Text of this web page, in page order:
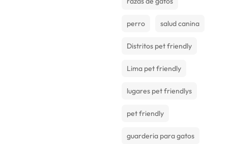
perro salud canina
Distritos pet friendly
Lima pet friendly
lugares pet friendlys
pet friendly
guarderia para gatos